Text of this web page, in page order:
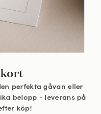
perfekta gåvan eller
belopp - leverans på
köp!